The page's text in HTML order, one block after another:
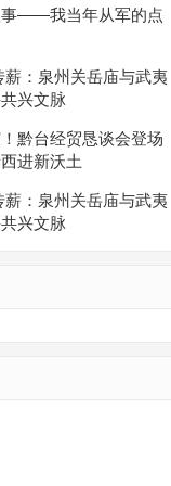
事——我当年从军的点
薪：泉州关岳庙与武夷
兴文脉
黔台经贸恳谈会登场
进新沃土
薪：泉州关岳庙与武夷
兴文脉